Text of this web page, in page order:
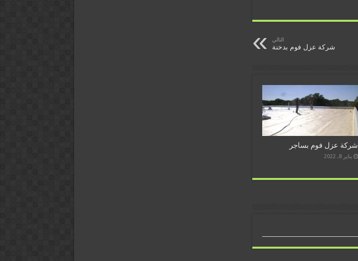
التالي
شركة عزل فوم بدخنة
شركة عزل فوم بساجر
يناير 8, 2022